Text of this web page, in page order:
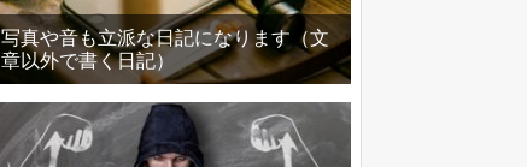
写真や音も立派な日記になります（文
章以外で書く日記）